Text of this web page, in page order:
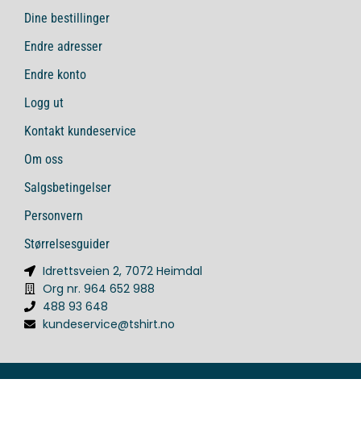
Dine bestillinger
Endre adresser
Endre konto
Logg ut
Kontakt kundeservice
Om oss
Salgsbetingelser
Personvern
Størrelsesguider
Idrettsveien 2, 7072 Heimdal
Org nr. 964 652 988
488 93 648
kundeservice@tshirt.no